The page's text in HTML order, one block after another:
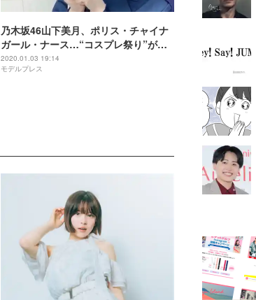
乃木坂46山下美月、ポリス・チャイナ
ガール・ナース…“コスプレ祭り”が
「神企画」「可愛いが大量」と反響
2020.01.03 19:14
モデルプレス